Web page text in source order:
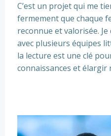
C’est un projet qui me
fermement que chaque
reconnue et valorisée.
avec plusieurs équipes
la lecture est une clé
connaissances et élargir